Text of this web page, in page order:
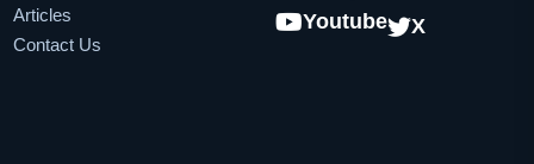
Articles
Contact Us
Youtube
X